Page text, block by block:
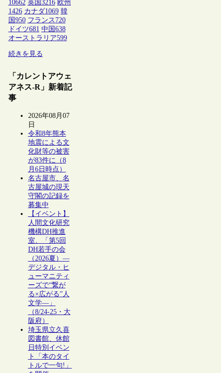
10662 英国3216 欧州
1426 カナダ1069 韓
国950 フランス 720
ドイツ681 中国638
オーストラリア599
続きを見る
「カレントアウェ
アネス-R」新着記
事
2026年08月07
日
令和8年熊本
地震による文
化財等の被害
が83件に（8
月6日時点）
名古屋市、名
古屋城の現天
守閣の記録を
募集中
【イベント】
人間文化研究
機構DH推進
室、「第5回
DH若手の会
（2026夏）―
デジタル・ヒ
ューマニティ
ーズで“繋が
る×広がる”人
文学―」
（8/24-25・大
阪府）
埼玉県立久喜
図書館、休館
日特別イベン
ト「本のタイ
トルで一句!」